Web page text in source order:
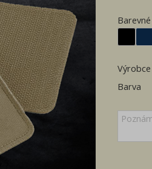
Výrobce
Barva